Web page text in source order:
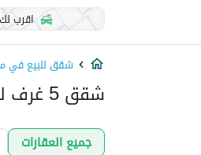
اقرب لك
شقق للبيع في
شقق 5 غرف للبيع في حي الحمراء, مكة
جميع العقارات